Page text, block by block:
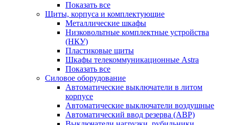
Показать все
Щиты, корпуса и комплектующие
Металлические шкафы
Низковольтные комплектные устройства
(НКУ)
Пластиковые щиты
Шкафы телекоммуникационные Astra
Показать все
Силовое оборудование
Автоматические выключатели в литом
корпусе
Автоматические выключатели воздушные
Автоматический ввод резерва (АВР)